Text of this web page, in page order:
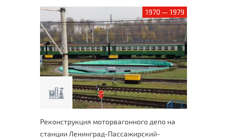
1970 — 1979
Реконструкция моторвагонного депо на
станции Ленинград-Пассажирский-